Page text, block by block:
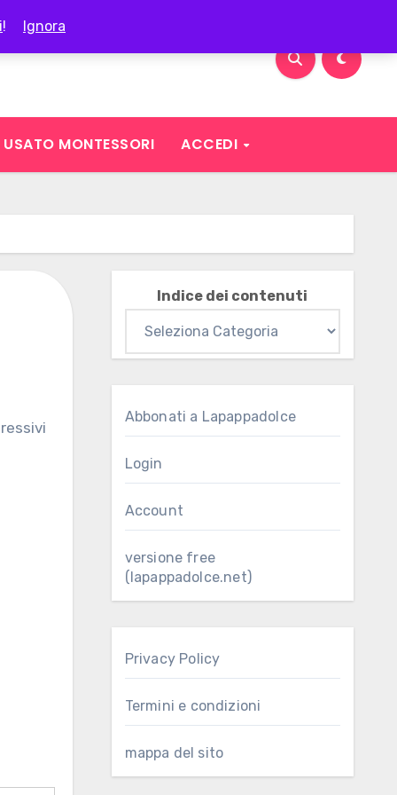
! Ignora
USATO MONTESSORI ACCEDI
Indice dei contenuti
Abbonati a Lapappadolce
Login
Account
versione free
(lapappadolce.net)
Privacy Policy
Termini e condizioni
mappa del sito